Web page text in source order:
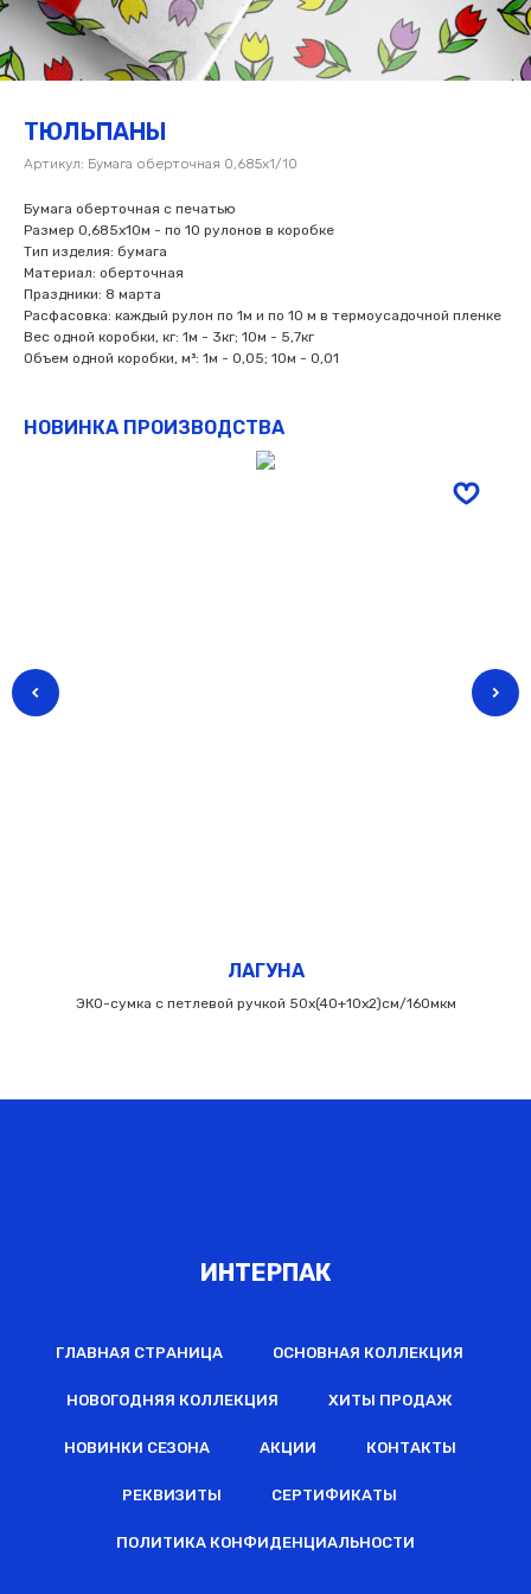
ТЮЛЬПАНЫ
Артикул: Бумага оберточная 0,685х1/10
Бумага оберточная с печатью
Размер 0,685х10м - по 10 рулонов в коробке
Тип изделия: бумага
Материал: оберточная
Праздники: 8 марта
Расфасовка: каждый рулон по 1м и по 10 м в термоусадочной пленке
Вес одной коробки, кг: 1м - 3кг; 10м - 5,7кг
Объем одной коробки, м³: 1м - 0,05; 10м - 0,01
НОВИНКА ПРОИЗВОДСТВА
ЛАГУНА
ЭКО-сумка с петлевой ручкой 50х(40+10х2)см/160мкм
ИНТЕРПАК
ГЛАВНАЯ СТРАНИЦА ОСНОВНАЯ КОЛЛЕКЦИЯ
НОВОГОДНЯЯ КОЛЛЕКЦИЯ ХИТЫ ПРОДАЖ
НОВИНКИ СЕЗОНА АКЦИИ КОНТАКТЫ
РЕКВИЗИТЫ СЕРТИФИКАТЫ
ПОЛИТИКА КОНФИДЕНЦИАЛЬНОСТИ